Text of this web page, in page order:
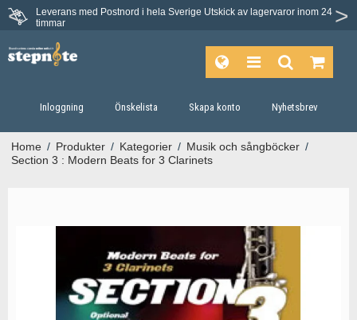
Leverans med Postnord i hela Sverige Utskick av lagervaror inom 24
timmar
Du har 30 dagars ångerrätt.
Inloggning Önskelista Skapa konto Nyhetsbrev
Home / Produkter / Kategorier / Musik och sångböcker /
Section 3 : Modern Beats for 3 Clarinets